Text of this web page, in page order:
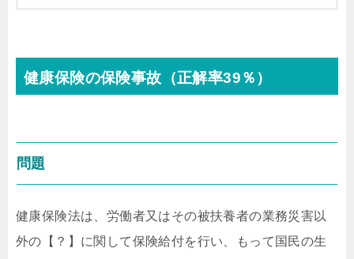
健康保険の保険事故（正解率39％）
問題
健康保険法は、労働者又はその被扶養者の業務災害以
外の【？】に関して保険給付を行い、もって国民の生